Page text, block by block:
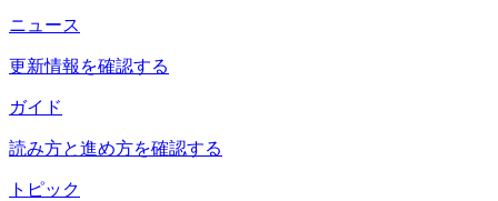
ニュース
更新情報を確認する
ガイド
読み方と進め方を確認する
トピック